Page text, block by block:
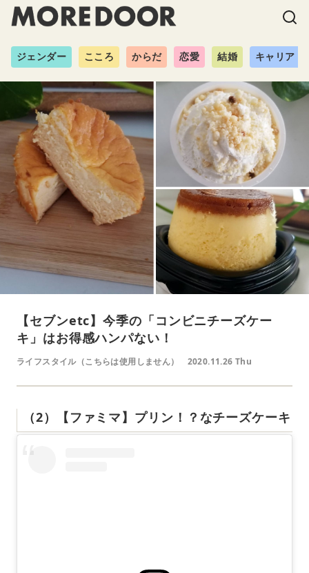
ジェンダー こころ からだ 恋愛 結婚 キャリア
【セブンetc】今季の「コンビニチーズケー
キ」はお得感ハンパない！
ライフスタイル（こちらは使用しません） 2020.11.26 Thu
（2）【ファミマ】プリン！？なチーズケーキ